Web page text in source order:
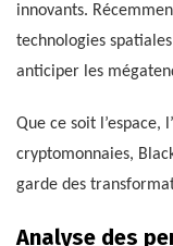
innovants.
technologies
anticiper les
Que ce soit
cryptomonnaies,
garde des
Analyse des